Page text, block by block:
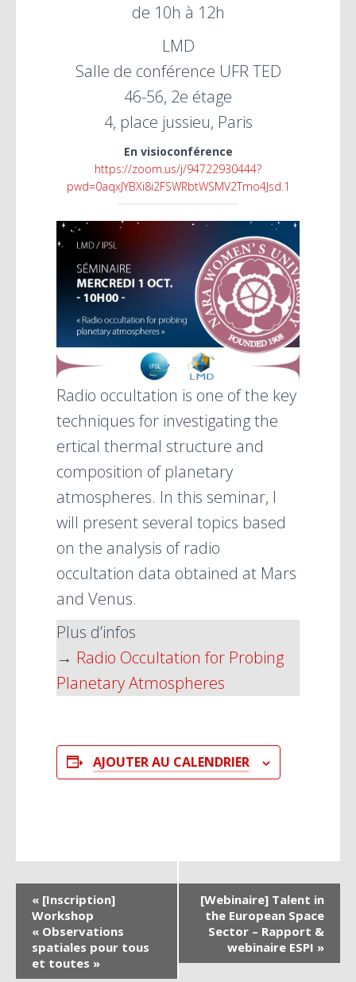
de 10h à 12h
LMD
Salle de conférence UFR TED
46-56, 2e étage
4, place jussieu, Paris
En visioconférence
https://zoom.us/j/94722930444?
pwd=0aqxJYBXi8i2FSWRbtWSMV2Tmo4Jsd.1
Radio occultation is one of the key
techniques for investigating the
ertical thermal structure and
composition of planetary
atmospheres. In this seminar, I
will present several topics based
on the analysis of radio
occultation data obtained at Mars
and Venus.
Plus d’infos
→ Radio Occultation for Probing
Planetary Atmospheres
AJOUTER AU CALENDRIER
« [Inscription]
Workshop
« Observations
spatiales pour tous
et toutes »
[Webinaire] Talent in
the European Space
Sector – Rapport &
webinaire ESPI »